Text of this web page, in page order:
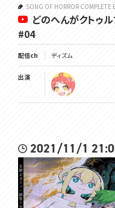
SONG OF HORROR COMPLETE
どのへんがクトゥ
#04
配信ch ディズム
出演
2021/11/1